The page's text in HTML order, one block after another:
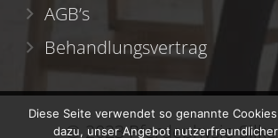
AGB’s
Behandlungsvertrag
© 2023 Pferdephysio
Diese Seite verwendet so genannte
dazu, unser Angebot